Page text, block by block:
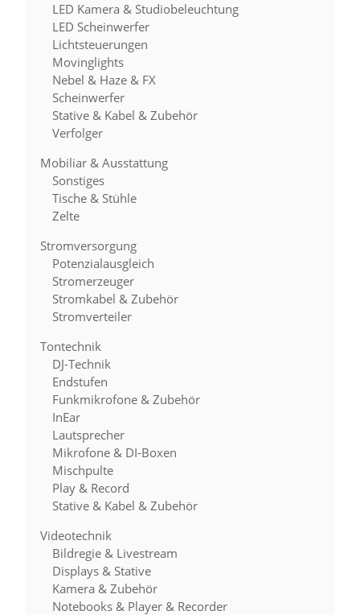
LED Kamera & Studiobeleuchtung
LED Scheinwerfer
Lichtsteuerungen
Movinglights
Nebel & Haze & FX
Scheinwerfer
Stative & Kabel & Zubehör
Verfolger
Mobiliar & Ausstattung
Sonstiges
Tische & Stühle
Zelte
Stromversorgung
Potenzialausgleich
Stromerzeuger
Stromkabel & Zubehör
Stromverteiler
Tontechnik
DJ-Technik
Endstufen
Funkmikrofone & Zubehör
InEar
Lautsprecher
Mikrofone & DI-Boxen
Mischpulte
Play & Record
Stative & Kabel & Zubehör
Videotechnik
Bildregie & Livestream
Displays & Stative
Kamera & Zubehör
Notebooks & Player & Recorder